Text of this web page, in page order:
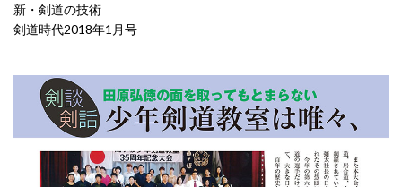
新・剣道の技術
剣道時代2018年1月号